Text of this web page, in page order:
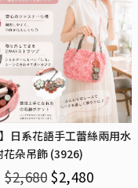
】日系花語手工蕾絲兩用水
朵吊飾 (3926)
$2,680 $2,480